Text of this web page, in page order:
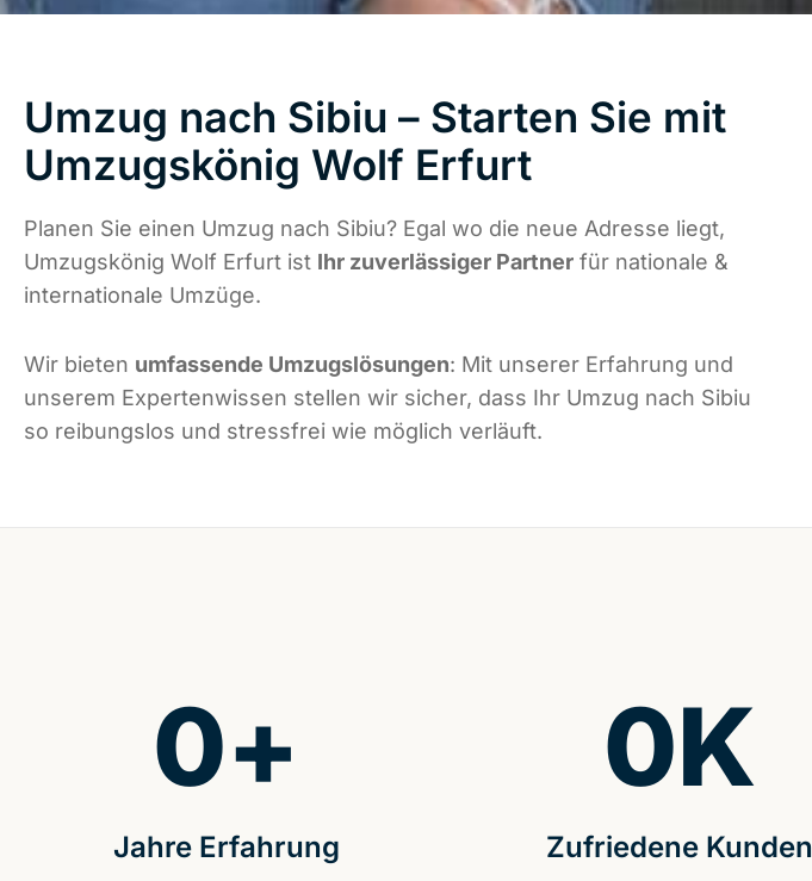
Umzug nach Sibiu – Starten Sie mit
Umzugskönig Wolf Erfurt
Planen Sie einen Umzug nach Sibiu? Egal wo die neue Adresse liegt,
Umzugskönig Wolf Erfurt ist Ihr zuverlässiger Partner für nationale &
internationale Umzüge.
Wir bieten umfassende Umzugslösungen: Mit unserer Erfahrung und
unserem Expertenwissen stellen wir sicher, dass Ihr Umzug nach Sibiu
so reibungslos und stressfrei wie möglich verläuft.
Jahre Erfahrung
0+
Zufriedene Kunden
0K